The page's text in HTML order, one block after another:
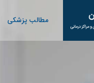
مطالب پزشکی